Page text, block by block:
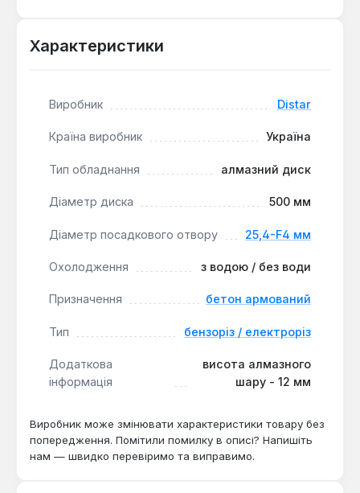
швидкості різання близько 2,25 м/хв, а на
Круг з посадковим отвором 25,4 мм оптимально
підходить для робіт із бетоном та будівельними
матеріалами високої міцності на будівельних
майданчиках, при дорожньому ремонті та в
балансована продуктивність.
Характеристики
Виробник Distar
Країна виробник Україна
Тип обладнання алмазний диск
Діаметр диска 500 мм
Діаметр посадкового отвору 25,4-F4 мм
Охолодження з водою / без води
Призначення бетон армований
Тип бензоріз / електроріз
Додаткова
інформація
висота алмазного
шару - 12 мм
Виробник може змінювати характеристики товару без
попередження. Помітили помилку в описі? Напишіть
нам — швидко перевіримо та виправимо.